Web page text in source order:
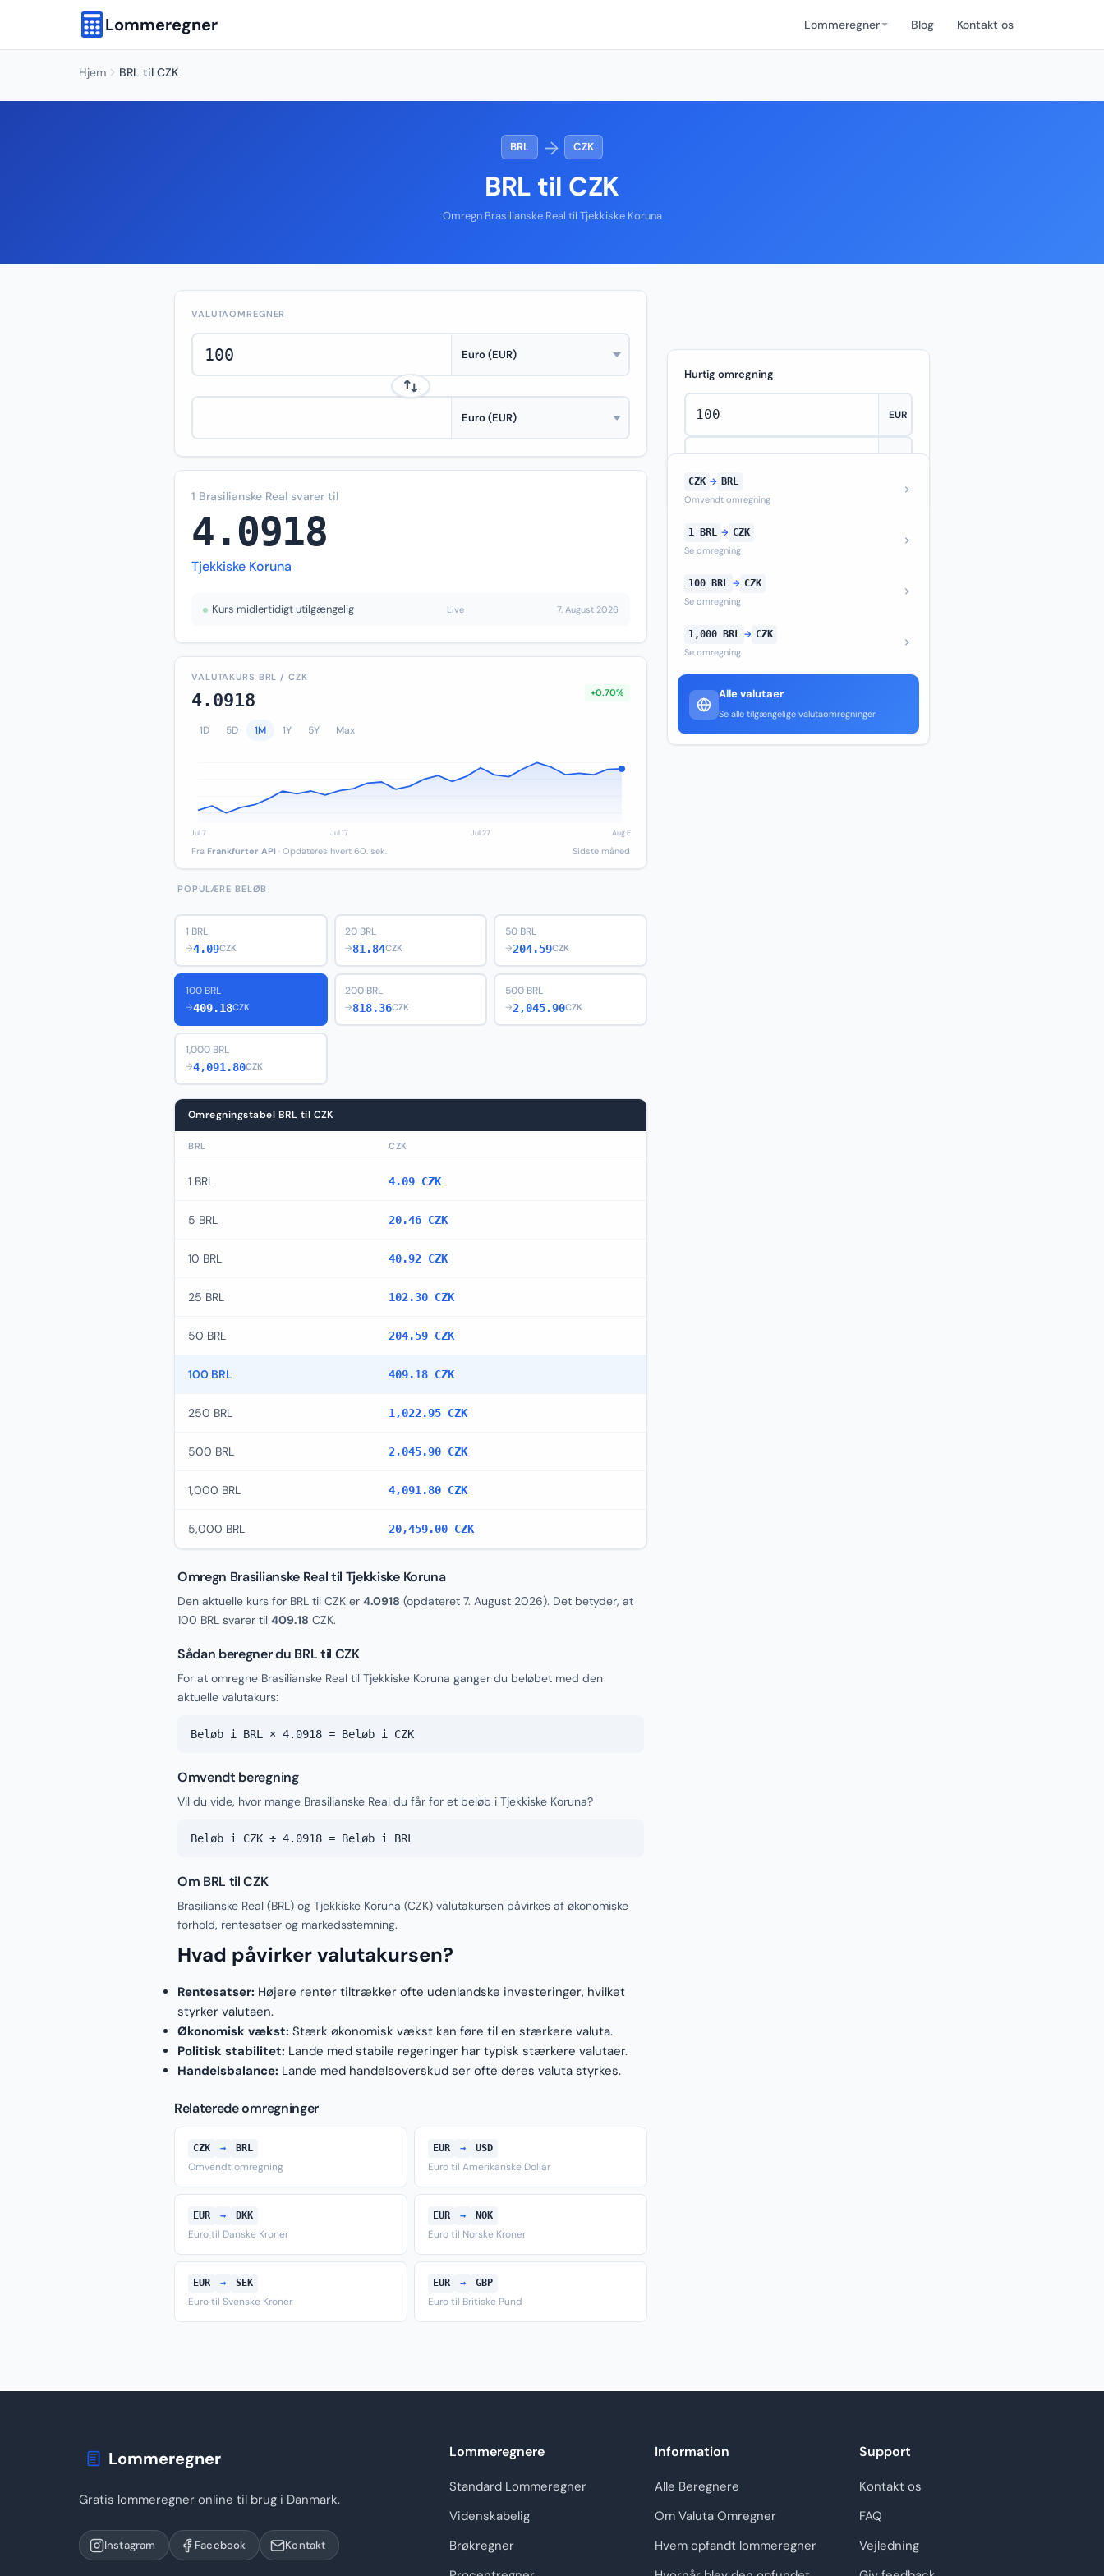
Lommeregner Lommeregner Blog Kontakt os
Hjem BRL til CZK
BRL → CZK
BRL til CZK
Omregn Brasilianske Real til Tjekkiske Koruna
VALUTAOMREGNER
1 Brasilianske Real svarer til
4.0918
Tjekkiske Koruna
Kurs midlertidigt utilgængelig Live 7. August 2026
VALUTAKURS BRL / CZK
4.0918 +0.70%
1D 5D 1M 1Y 5Y Max
Fra Frankfurter API · Opdateres hvert 60. sek. Sidste måned
POPULÆRE BELØB
1 BRL
→4.09CZK
20 BRL
→81.84CZK
50 BRL
→204.59CZK
100 BRL
→409.18CZK
200 BRL
→818.36CZK
500 BRL
→2,045.90CZK
1,000 BRL
→4,091.80CZK
Omregningstabel BRL til CZK
BRL CZK
1 BRL 4.09 CZK
5 BRL 20.46 CZK
10 BRL 40.92 CZK
25 BRL 102.30 CZK
50 BRL 204.59 CZK
100 BRL 409.18 CZK
250 BRL 1,022.95 CZK
500 BRL 2,045.90 CZK
1,000 BRL 4,091.80 CZK
5,000 BRL 20,459.00 CZK
Omregn Brasilianske Real til Tjekkiske Koruna
Den aktuelle kurs for BRL til CZK er 4.0918 (opdateret 7. August 2026). Det betyder, at
100 BRL svarer til 409.18 CZK.
Sådan beregner du BRL til CZK
For at omregne Brasilianske Real til Tjekkiske Koruna ganger du beløbet med den
aktuelle valutakurs:
Beløb i BRL × 4.0918 = Beløb i CZK
Omvendt beregning
Vil du vide, hvor mange Brasilianske Real du får for et beløb i Tjekkiske Koruna?
Beløb i CZK ÷ 4.0918 = Beløb i BRL
Om BRL til CZK
Brasilianske Real (BRL) og Tjekkiske Koruna (CZK) valutakursen påvirkes af økonomiske
forhold, rentesatser og markedsstemning.
Hvad påvirker valutakursen?
Rentesatser: Højere renter tiltrækker ofte udenlandske investeringer, hvilket
styrker valutaen.
Økonomisk vækst: Stærk økonomisk vækst kan føre til en stærkere valuta.
Politisk stabilitet: Lande med stabile regeringer har typisk stærkere valutaer.
Handelsbalance: Lande med handelsoverskud ser ofte deres valuta styrkes.
Relaterede omregninger
CZK → BRL
Omvendt omregning
EUR → USD
Euro til Amerikanske Dollar
EUR → DKK
Euro til Danske Kroner
EUR → NOK
Euro til Norske Kroner
EUR → SEK
Euro til Svenske Kroner
EUR → GBP
Euro til Britiske Pund
Hurtig omregning
CZK → BRL
Omvendt omregning
1 BRL → CZK
Se omregning
100 BRL → CZK
Se omregning
1,000 BRL → CZK
Se omregning
Alle valutaer
Se alle tilgængelige valutaomregninger
Lommeregner
Gratis lommeregner online til brug i Danmark.
Instagram Facebook Kontakt
Lommeregnere
Standard Lommeregner
Videnskabelig
Brøkregner
Information
Alle Beregnere
Om Valuta Omregner
Hvem opfandt lommeregner
Support
Kontakt os
FAQ
Vejledning